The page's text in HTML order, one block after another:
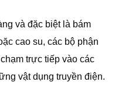
và đặc biệt là bám
cao su, các bộ phận
trực tiếp vào các
vật dụng truyền điện.